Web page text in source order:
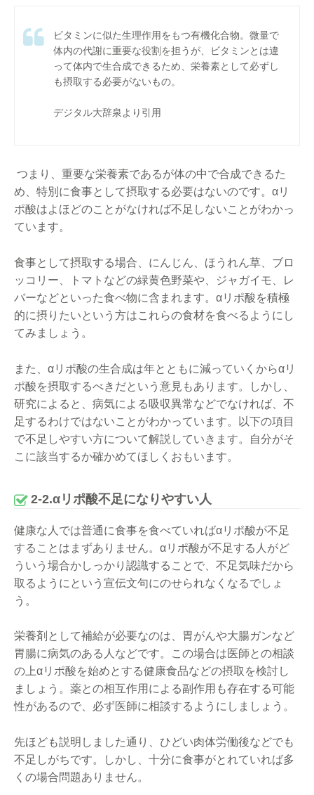
ビタミンに似た生理作用をもつ有機化合物。微量で
体内の代謝に重要な役割を担うが、ビタミンとは違
って体内で生合成できるため、栄養素として必ずし
も摂取する必要がないもの。
デジタル大辞泉より引用
つまり、重要な栄養素であるが体の中で合成できるた
め、特別に食事として摂取する必要はないのです。αリ
ポ酸はよほどのことがなければ不足しないことがわかっ
ています。
食事として摂取する場合、にんじん、ほうれん草、ブロ
ッコリー、トマトなどの緑黄色野菜や、ジャガイモ、レ
バーなどといった食べ物に含まれます。αリポ酸を積極
的に摂りたいという方はこれらの食材を食べるようにし
てみましょう。
また、αリポ酸の生合成は年とともに減っていくからαリ
ポ酸を摂取するべきだという意見もあります。しかし、
研究によると、病気による吸収異常などでなければ、不
足するわけではないことがわかっています。以下の項目
で不足しやすい方について解説していきます。自分がそ
こに該当するか確かめてほしくおもいます。
2-2.αリポ酸不足になりやすい人
健康な人では普通に食事を食べていればαリポ酸が不足
することはまずありません。αリポ酸が不足する人がど
ういう場合かしっかり認識することで、不足気味だから
取るようにという宣伝文句にのせられなくなるでしょ
う。
栄養剤として補給が必要なのは、胃がんや大腸ガンなど
胃腸に病気のある人などです。この場合は医師との相談
の上αリポ酸を始めとする健康食品などの摂取を検討し
ましょう。薬との相互作用による副作用も存在する可能
性があるので、必ず医師に相談するようにしましょう。
先ほども説明しました通り、ひどい肉体労働後などでも
不足しがちです。しかし、十分に食事がとれていれば多
くの場合問題ありません。